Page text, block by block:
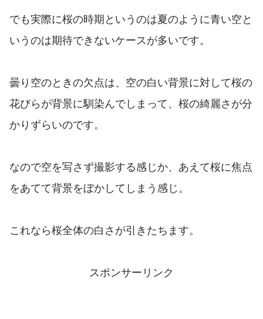
でも実際に桜の時期というのは夏のように青い空と
いうのは期待できないケースが多いです。
曇り空のときの欠点は、空の白い背景に対して桜の
花びらが背景に馴染んでしまって、桜の綺麗さが分
かりずらいのです。
なので空を写さず撮影する感じか、あえて桜に焦点
をあてて背景をぼかしてしまう感じ。
これなら桜全体の白さが引きたちます。
スポンサーリンク